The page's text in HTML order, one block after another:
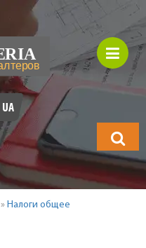
будете
искать?
UA
» Налоги общее